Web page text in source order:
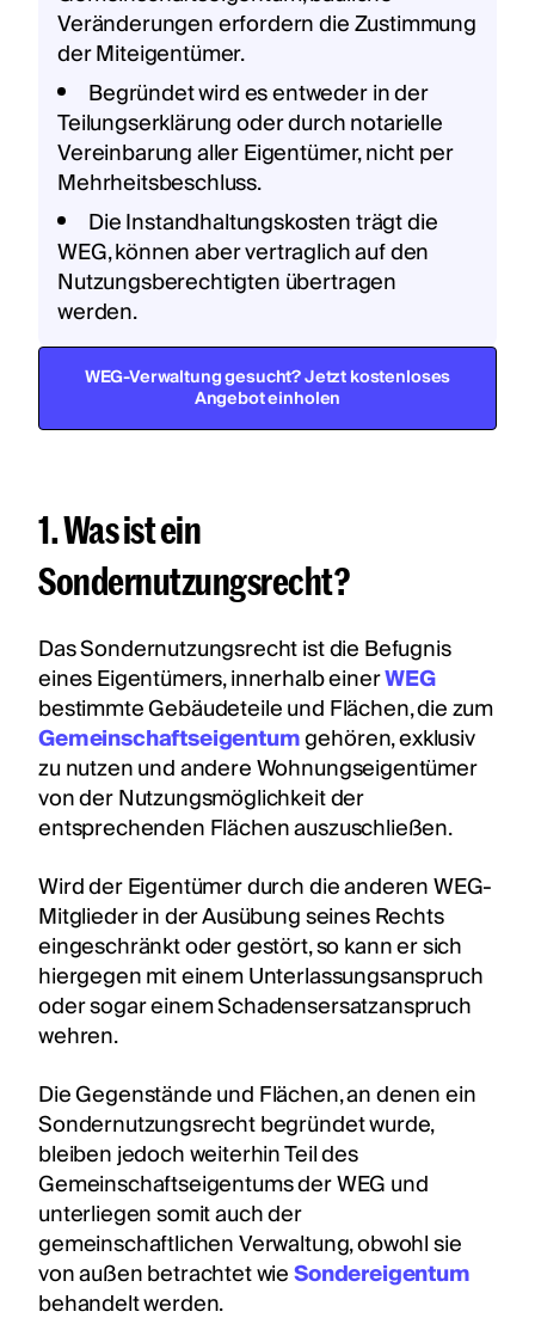
Veränderungen erfordern die Zustimmung
der Miteigentümer.
Begründet wird es entweder in der
Teilungserklärung oder durch notarielle
Vereinbarung aller Eigentümer, nicht per
Mehrheitsbeschluss.
Die Instandhaltungskosten trägt die
WEG, können aber vertraglich auf den
Nutzungsberechtigten übertragen
werden.
WEG-Verwaltung gesucht? Jetzt kostenloses
Angebot einholen
1. Was ist ein
Sondernutzungsrecht?
Das Sondernutzungsrecht ist die Befugnis
eines Eigentümers, innerhalb einerWEG
bestimmte Gebäudeteile und Flächen, die zum
Gemeinschaftseigentumgehören, exklusiv
zu nutzen und andere Wohnungseigentümer
von der Nutzungsmöglichkeit der
entsprechenden Flächen auszuschließen.
Wird der Eigentümer durch die anderen WEG-
Mitglieder in der Ausübung seines Rechts
eingeschränkt oder gestört, so kann er sich
hiergegen mit einem Unterlassungsanspruch
oder sogar einem Schadensersatzanspruch
wehren.
Die Gegenstände und Flächen, an denen ein
Sondernutzungsrecht begründet wurde,
bleiben jedoch weiterhin Teil des
Gemeinschaftseigentums der WEG und
unterliegen somit auch der
gemeinschaftlichen Verwaltung, obwohl sie
von außen betrachtet wieSondereigentum
behandelt werden.